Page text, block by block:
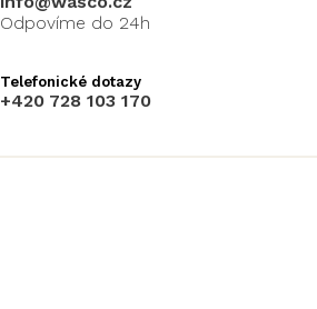
+420 728 103 170